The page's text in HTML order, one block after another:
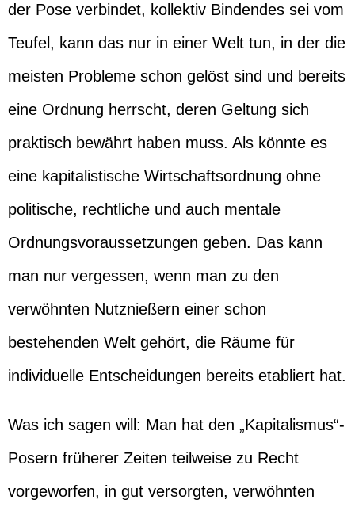
der Pose verbindet, kollektiv Bindendes sei vom
Teufel, kann das nur in einer Welt tun, in der die
meisten Probleme schon gelöst sind und bereits
eine Ordnung herrscht, deren Geltung sich
praktisch bewährt haben muss. Als könnte es
eine kapitalistische Wirtschaftsordnung ohne
politische, rechtliche und auch mentale
Ordnungsvoraussetzungen geben. Das kann
man nur vergessen, wenn man zu den
verwöhnten Nutznießern einer schon
bestehenden Welt gehört, die Räume für
individuelle Entscheidungen bereits etabliert hat.
Was ich sagen will: Man hat den „Kapitalismus“-
Posern früherer Zeiten teilweise zu Recht
vorgeworfen, in gut versorgten, verwöhnten